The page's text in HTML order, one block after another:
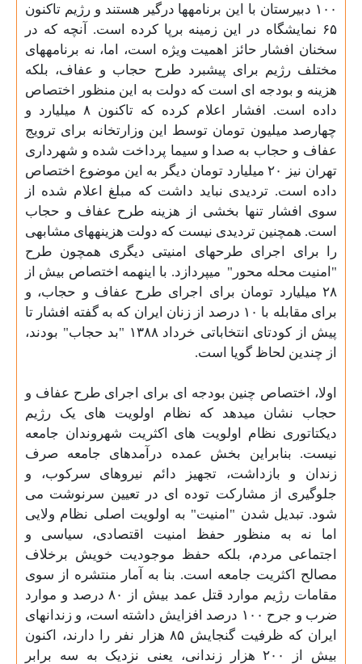
۱۰۰ دبیرستان با این برنامهها درگیر هستند و رژیم تاکنون
۶۵ نمایشگاه در این زمینه برپا کرده است. آنچه که در
سخنان افشار حائز اهمیت ویژه است، اما، نه برنامههای
مختلف رژیم برای پیشبرد طرح حجاب و عفاف، بلکه
هزینه و بودجه ای است که دولت به این منظور اختصاص
داده است. افشار اعلام کرده که تاکنون ۸ ميليارد و
چهارصد ميليون تومان توسط اين وزارتخانه برای ترويج
عفاف و حجاب به صدا و سيما پرداخت شده و شهرداری
تهران نيز ۲۰ ميليارد تومان ديگر به اين موضوع اختصاص
داده است. تردیدی نباید داشت که مبلغ اعلام شده از
سوی افشار تنها بخشی از هزینه طرح عفاف و حجاب
است. همچنین تردیدی نیست که دولت هزینههای مشابهی
را برای اجرای طرحهای امنیتی دیگری همچون طرح
"امنیت محله محور" میپردازد. با اینهمه اختصاص بیش از
۲۸ میلیارد تومان برای اجرای طرح عفاف و حجاب، و
برای مقابله با ۱۰ درصد از زنان ایران که به گفته افشار تا
پیش از کودتای انتخاباتی خرداد ۱۳۸۸ "بد حجاب" بودند،
از چندین لحاظ گویا است.
اولا، اختصاص چنین بودجه ای برای اجرای طرح عفاف و
حجاب نشان میدهد که نظام اولویت های یک رژیم
دیکتاتوری نظام اولویت های اکثریت شهروندان جامعه
نیست. بنابراین بخش عمده درآمدهای جامعه صرف
زندان و بازداشت، تجهیز دائم نیروهای سرکوب، و
جلوگیری از مشارکت توده ای در تعیین سرنوشت می
شود. تبدیل شدن "امنیت" به اولویت اصلی نظام ولایی
اما نه به منظور حفظ امنیت اقتصادی، سیاسی و
اجتماعی مردم، بلکه حفظ موجودیت خویش برخلاف
مصالح اکثریت جامعه است. بنا به آمار منتشره از سوی
مقامات رژیم موارد قتل عمد بیش از ۸۰ درصد و موارد
ضرب و جرح ۱۰۰ درصد افزایش داشته است، و زندانهای
ایران که ظرفیت گنجایش ۸۵ هزار نفر را دارند، اکنون
بیش از ۲۰۰ هزار زندانی، یعنی نزدیک به سه برابر